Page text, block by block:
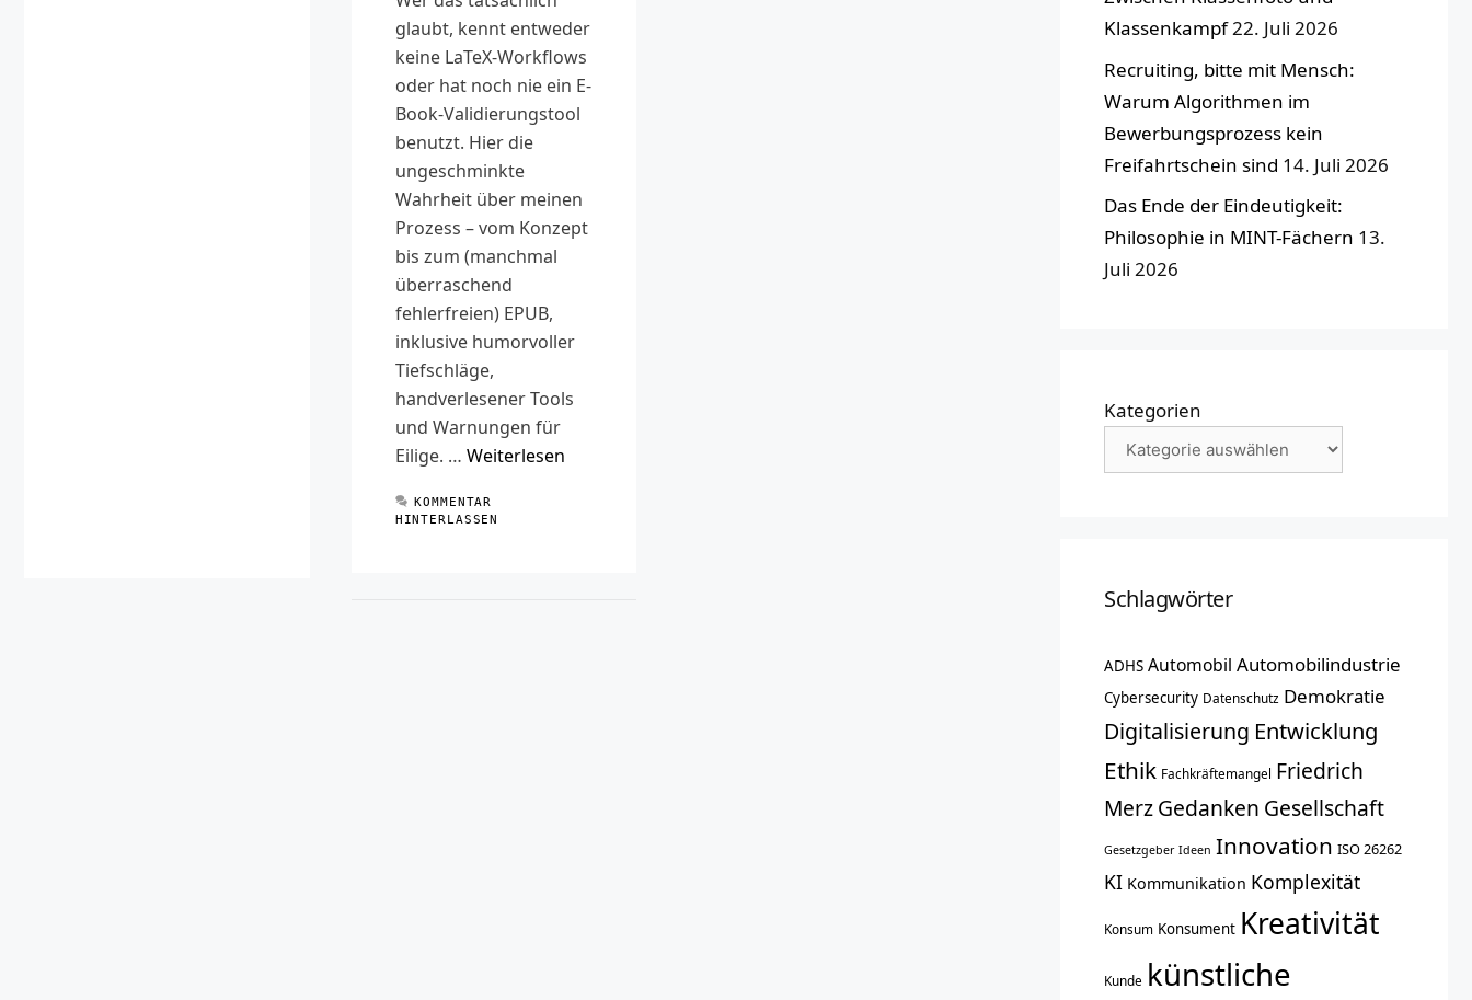
glaubt, kennt entweder
keine LaTeX-Workflows
oder hat noch nie ein E-
Book-Validierungstool
benutzt. Hier die
ungeschminkte
Wahrheit über meinen
Prozess – vom Konzept
bis zum (manchmal
überraschend
fehlerfreien) EPUB,
inklusive humorvoller
Tiefschläge,
handverlesener Tools
und Warnungen für
Eilige. … Weiterlesen
KOMMENTAR
HINTERLASSEN
Klassenkampf22. Juli 2026
Recruiting, bitte mit Mensch:
Warum Algorithmen im
Bewerbungsprozess kein
Freifahrtschein sind 14. Juli 2026
Das Ende der Eindeutigkeit:
Philosophie in MINT-Fächern 13.
Juli 2026
Kategorien
Schlagwörter
ADHS Automobil Automobilindustrie
Cybersecurity Datenschutz Demokratie
Digitalisierung Entwicklung
Ethik Fachkräftemangel Friedrich
MerzGedanken Gesellschaft
Gesetzgeber Ideen Innovation ISO 26262
KI Kommunikation Komplexität
Konsum Konsument Kreativität
Kunde künstliche